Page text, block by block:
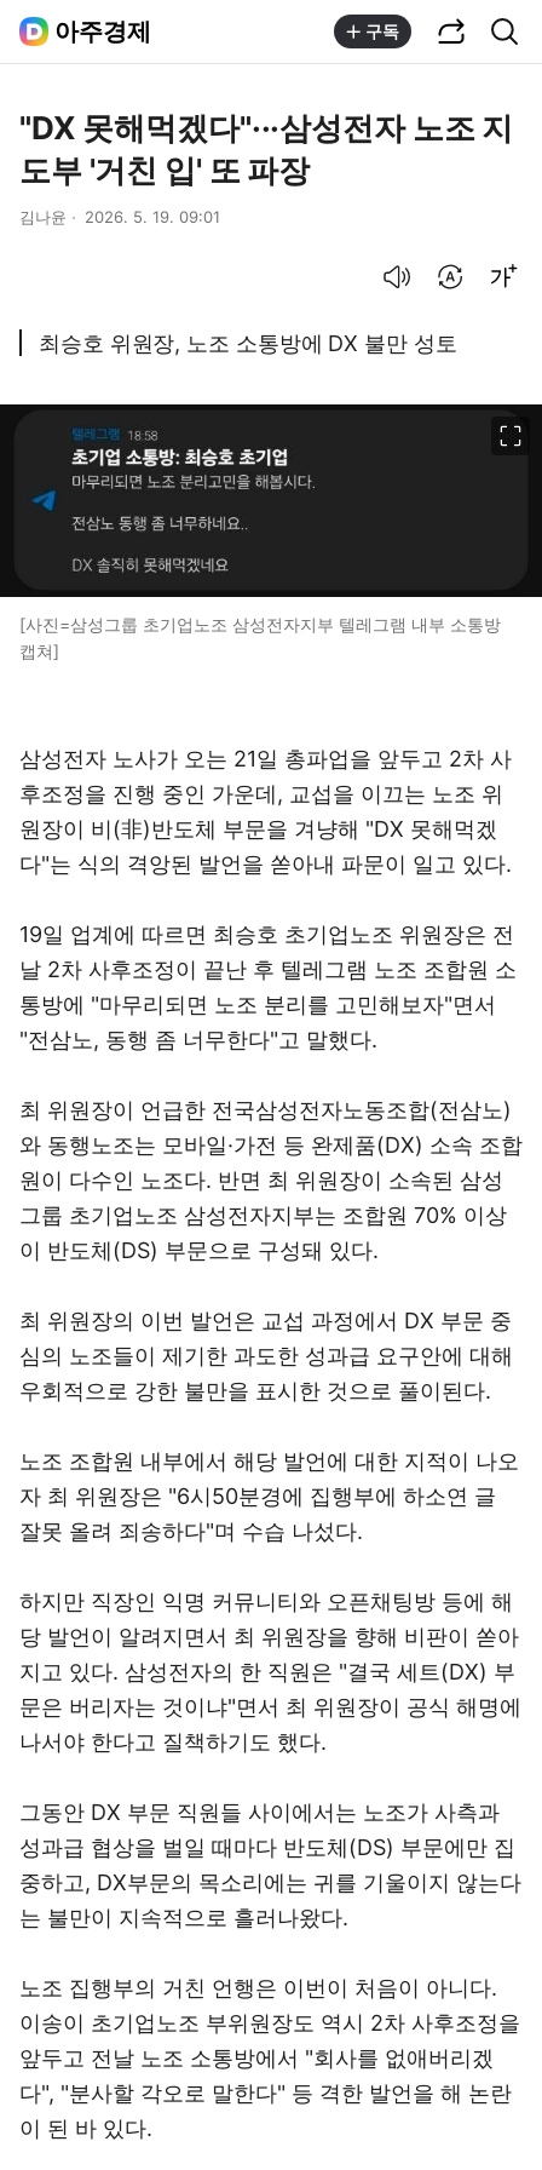
아주경제 구독
"DX 못해먹겠다"···삼성전자 노조 지
도부 '거친 입' 또 파장
김나윤 2026. 5. 19. 09:01
최승호 위원장, 노조 소통방에 DX 불만 성토
[사진=삼성그룹 초기업노조 삼성전자지부 텔레그램 내부 소통방
캡쳐]
삼성전자 노사가 오는 21일 총파업을 앞두고 2차 사
후조정을 진행 중인 가운데, 교섭을 이끄는 노조 위
원장이 비(非)반도체 부문을 겨냥해 "DX 못해먹겠
다"는 식의 격앙된 발언을 쏟아내 파문이 일고 있다.
19일 업계에 따르면 최승호 초기업노조 위원장은 전
날 2차 사후조정이 끝난 후 텔레그램 노조 조합원 소
통방에 "마무리되면 노조 분리를 고민해보자"면서
"전삼노, 동행 좀 너무한다"고 말했다.
최 위원장이 언급한 전국삼성전자노동조합(전삼노)
와 동행노조는 모바일·가전 등 완제품(DX) 소속 조합
원이 다수인 노조다. 반면 최 위원장이 소속된 삼성
그룹 초기업노조 삼성전자지부는 조합원 70% 이상
이 반도체(DS) 부문으로 구성돼 있다.
최 위원장의 이번 발언은 교섭 과정에서 DX 부문 중
심의 노조들이 제기한 과도한 성과급 요구안에 대해
우회적으로 강한 불만을 표시한 것으로 풀이된다.
노조 조합원 내부에서 해당 발언에 대한 지적이 나오
자 최 위원장은 "6시50분경에 집행부에 하소연 글
잘못 올려 죄송하다"며 수습 나섰다.
하지만 직장인 익명 커뮤니티와 오픈채팅방 등에 해
당 발언이 알려지면서 최 위원장을 향해 비판이 쏟아
지고 있다. 삼성전자의 한 직원은 "결국 세트(DX) 부
문은 버리자는 것이냐"면서 최 위원장이 공식 해명에
나서야 한다고 질책하기도 했다.
그동안 DX 부문 직원들 사이에서는 노조가 사측과
성과급 협상을 벌일 때마다 반도체(DS) 부문에만 집
중하고, DX부문의 목소리에는 귀를 기울이지 않는다
는 불만이 지속적으로 흘러나왔다.
노조 집행부의 거친 언행은 이번이 처음이 아니다.
이송이 초기업노조 부위원장도 역시 2차 사후조정을
앞두고 전날 노조 소통방에서 "회사를 없애버리겠
다", "분사할 각오로 말한다" 등 격한 발언을 해 논란
이 된 바 있다.